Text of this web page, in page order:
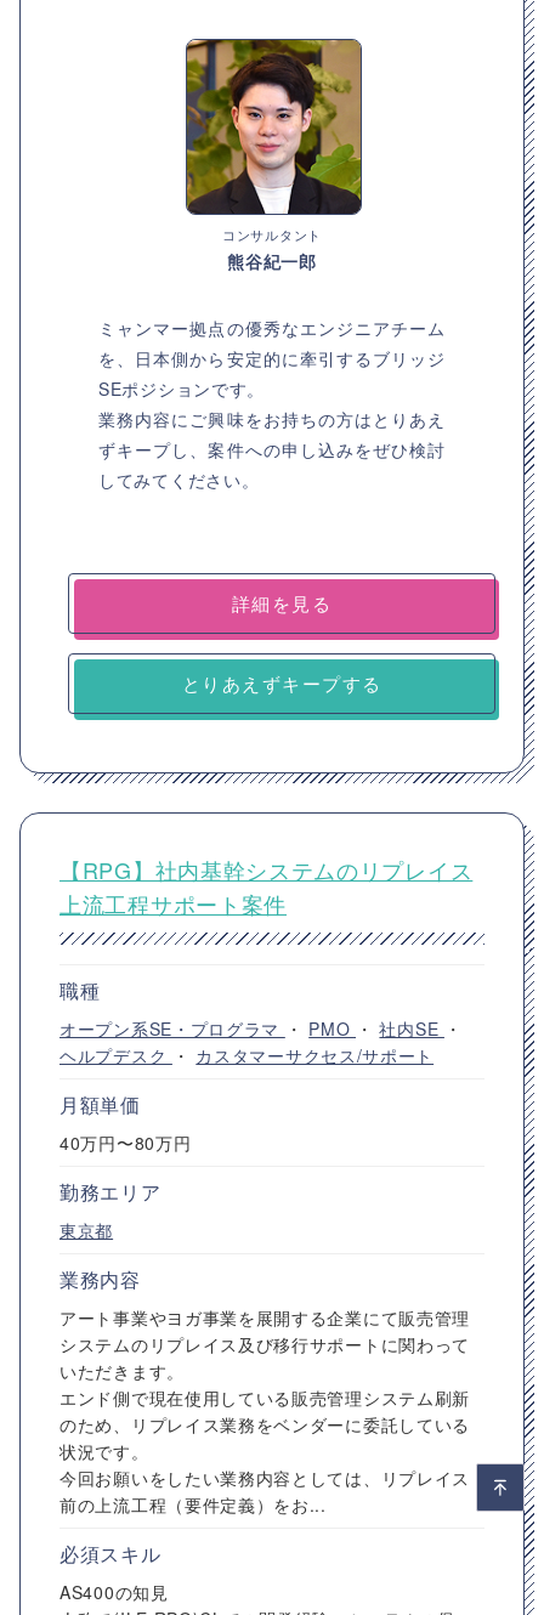
コンサルタント
熊谷紀一郎
ミャンマー拠点の優秀なエンジニアチーム
を、日本側から安定的に牽引するブリッジ
SEポジションです。
業務内容にご興味をお持ちの方はとりあえ
ずキープし、案件への申し込みをぜひ検討
してみてください。
詳細を見る
とりあえずキープする
【RPG】社内基幹システムのリプレイス
上流工程サポート案件
職種
オープン系SE・プログラマ ・ PMO ・社内SE ・
ヘルプデスク
・ カスタマーサクセス/サポート
月額単価
40万円〜80万円
勤務エリア
東京都
業務内容
アート事業やヨガ事業を展開する企業にて販売管理
システムのリプレイス及び移行サポートに関わって
いただきます。
エンド側で現在使用している販売管理システム刷新
のため、リプレイス業務をベンダーに委託している
状況です。
今回お願いをしたい業務内容としては、リプレイス
前の上流工程（要件定義）をお...
必須スキル
AS400の知見